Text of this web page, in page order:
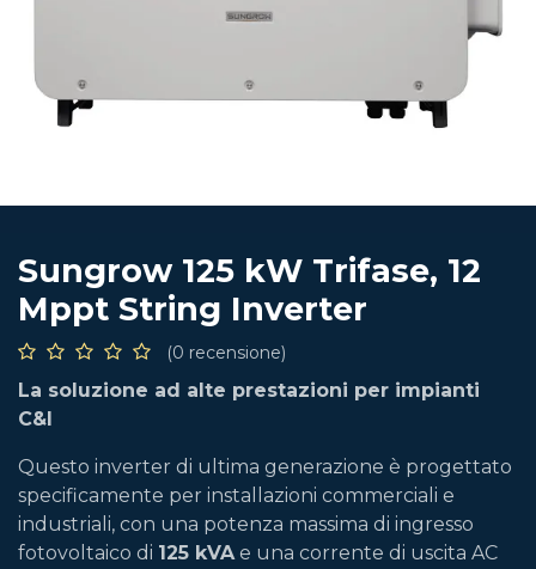
Sungrow 125 kW Trifase, 12
Mppt String Inverter
(0 recensione)
La soluzione ad alte prestazioni per impianti
C&I
Questo inverter di ultima generazione è progettato
specificamente per installazioni commerciali e
industriali, con una potenza massima di ingresso
fotovoltaico di 125 kVAe una corrente di uscita AC